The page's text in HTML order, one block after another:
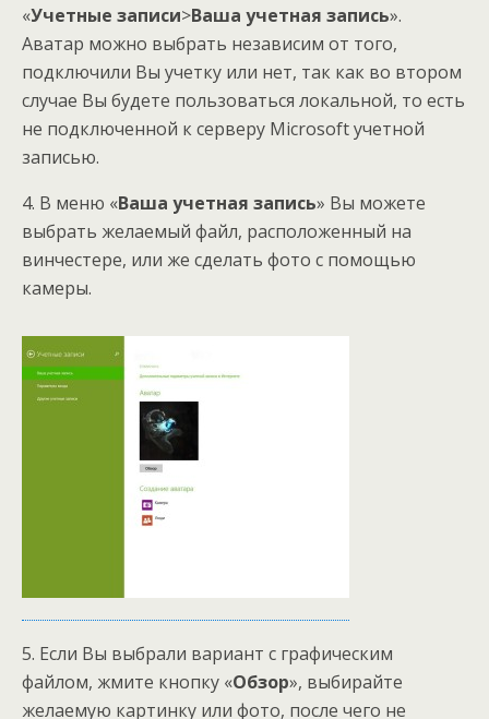
«Учетные записи>Ваша учетная запись».
Аватар можно выбрать независим от того,
подключили Вы учетку или нет, так как во втором
случае Вы будете пользоваться локальной, то есть
не подключенной к серверу Microsoft учетной
записью.
4. В меню «Ваша учетная запись» Вы можете
выбрать желаемый файл, расположенный на
винчестере, или же сделать фото с помощью
камеры.
5. Если Вы выбрали вариант с графическим
файлом, жмите кнопку «Обзор», выбирайте
желаемую картинку или фото, после чего не